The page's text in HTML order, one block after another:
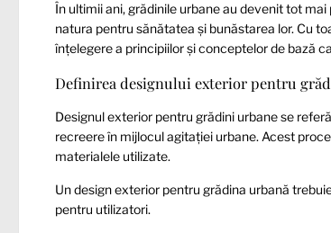
În ultimii ani, grădinile urbane au devenit tot
natura pentru sănătatea și bunăstarea lor. Cu
înțelegere a principiilor și conceptelor de bază
Definirea designului exterior pentru
Designul exterior pentru grădini urbane se
recreere în mijlocul agitației urbane. Acest
materialele utilizate.
Un design exterior pentru grădina urbană
pentru utilizatori.